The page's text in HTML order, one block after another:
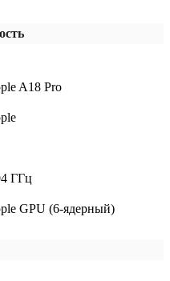
A18 Pro
ГГц
GPU (6-ядерный)